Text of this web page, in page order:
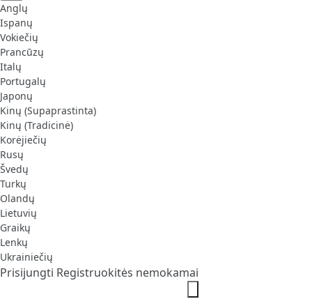
Anglų
Ispanų
Vokiečių
Prancūzų
Italų
Portugalų
Japonų
Kinų (Supaprastinta)
Kinų (Tradicinė)
Korėjiečių
Rusų
Švedų
Turkų
Olandų
Lietuvių
Graikų
Lenkų
Ukrainiečių
Prisijungti Registruokitės nemokamai